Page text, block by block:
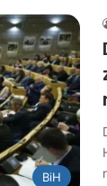
BiH